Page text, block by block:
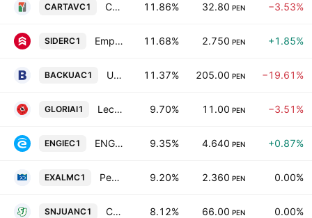
CARTAVC1 Cartavio SAA 11.86% 32.80 PEN −3.53%
SIDERC1 Empresa Siderurgica del Peru SAA 11.68% 2.750 PEN +1.85%
BACKUAC1 Union De Cervecerias Peruanas Backus & Johnston SAA Class A 11.37% 205.00 PEN −19.61%
GLORIAI1 Leche Gloria SA 9.70% 11.00 PEN −3.51%
ENGIEC1 ENGIE Energia Peru SA 9.35% 4.640 PEN +0.87%
EXALMC1 Pesquera Exalmar SAA 9.20% 2.360 PEN 0.00%
SNJUANC1 Cerveceria San Juan SA 8.12% 66.00 PEN 0.00%